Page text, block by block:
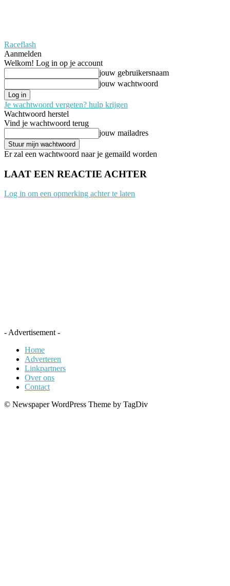
Raceflash
Aanmelden
Welkom! Log in op je account
jouw gebruikersnaam
jouw wachtwoord
Je wachtwoord vergeten? hulp krijgen
Wachtwoord herstel
Vind je wachtwoord terug
jouw mailadres
Er zal een wachtwoord naar je gemaild worden
LAAT EEN REACTIE ACHTER
Log in om een opmerking achter te laten
- Advertisement -
Home
Adverteren
Linkpartners
Over ons
Contact
© Newspaper WordPress Theme by TagDiv